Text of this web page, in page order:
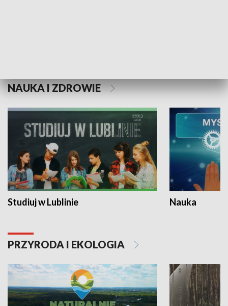
NAUKA I ZDROWIE
Studiuj w Lublinie Nauka
PRZYRODA I EKOLOGIA